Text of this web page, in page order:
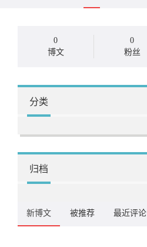
0
博文
0
粉丝
分类
归档
新博文 被推荐 最近评论